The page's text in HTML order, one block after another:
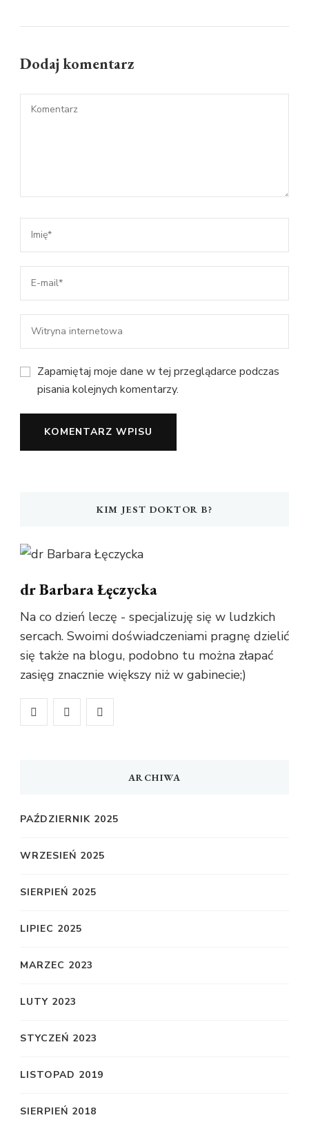
Dodaj komentarz
Zapamiętaj moje dane w tej przeglądarce podczas
pisania kolejnych komentarzy.
KIM JEST DOKTOR B?
dr Barbara Łęczycka
Na co dzień leczę - specjalizuję się w ludzkich
sercach. Swoimi doświadczeniami pragnę dzielić
się także na blogu, podobno tu można złapać
zasięg znacznie większy niż w gabinecie;)
ARCHIWA
PAŹDZIERNIK 2025
WRZESIEŃ 2025
SIERPIEŃ 2025
LIPIEC 2025
MARZEC 2023
LUTY 2023
STYCZEŃ 2023
LISTOPAD 2019
SIERPIEŃ 2018